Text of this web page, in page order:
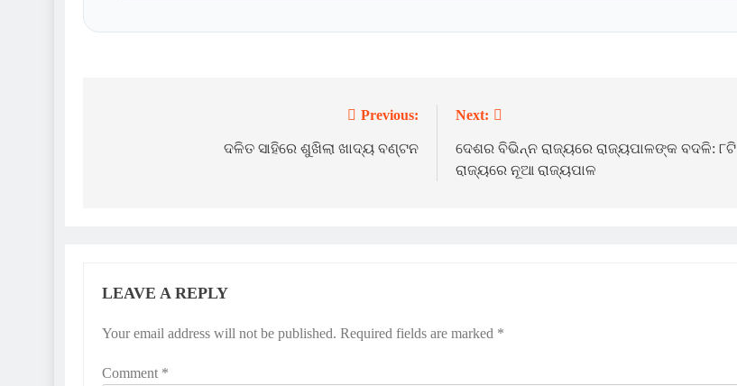
Previous:
ଦଳିତ ସାହିରେ ଶୁଖିଲା ଖାଦ୍ୟ ବଣ୍ଟନ
Next:
ଦେଶର ବିଭିନ୍ନ ରାଜ୍ୟରେ ରାଜ୍ୟପାଳଙ୍କ ବଦଳି: ୮ଟି
ରାଜ୍ୟରେ ନୂଆ ରାଜ୍ୟପାଳ
LEAVE A REPLY
Your email address will not be published. Required fields are marked *
Comment *